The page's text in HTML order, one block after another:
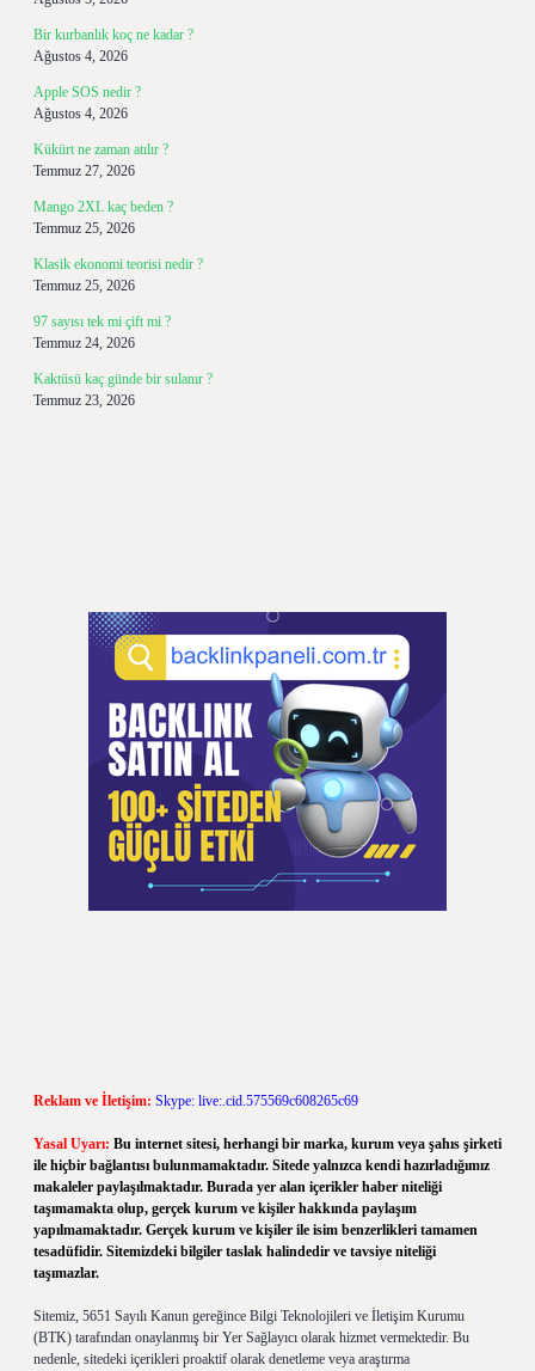
Bir kurbanlık koç ne kadar ?
Ağustos 4, 2026
Apple SOS nedir ?
Ağustos 4, 2026
Kükürt ne zaman atılır ?
Temmuz 27, 2026
Mango 2XL kaç beden ?
Temmuz 25, 2026
Klasik ekonomi teorisi nedir ?
Temmuz 25, 2026
97 sayısı tek mi çift mi ?
Temmuz 24, 2026
Kaktüsü kaç günde bir sulanır ?
Temmuz 23, 2026
Reklam ve İletişim: Skype: live:.cid.575569c608265c69
Yasal Uyarı: Bu internet sitesi, herhangi bir marka, kurum veya şahıs şirketi
ile hiçbir bağlantısı bulunmamaktadır. Sitede yalnızca kendi hazırladığımız
makaleler paylaşılmaktadır. Burada yer alan içerikler haber niteliği
taşımamakta olup, gerçek kurum ve kişiler hakkında paylaşım
yapılmamaktadır. Gerçek kurum ve kişiler ile isim benzerlikleri tamamen
tesadüfidir. Sitemizdeki bilgiler taslak halindedir ve tavsiye niteliği
taşımazlar.
Sitemiz, 5651 Sayılı Kanun gereğince Bilgi Teknolojileri ve İletişim Kurumu
(BTK) tarafından onaylanmış bir Yer Sağlayıcı olarak hizmet vermektedir. Bu
nedenle, sitedeki içerikleri proaktif olarak denetleme veya araştırma